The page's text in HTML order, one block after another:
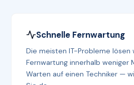
Schnelle Fernwartung
Die meisten IT-Probleme lösen
Fernwartung innerhalb weniger
Warten auf einen Techniker —